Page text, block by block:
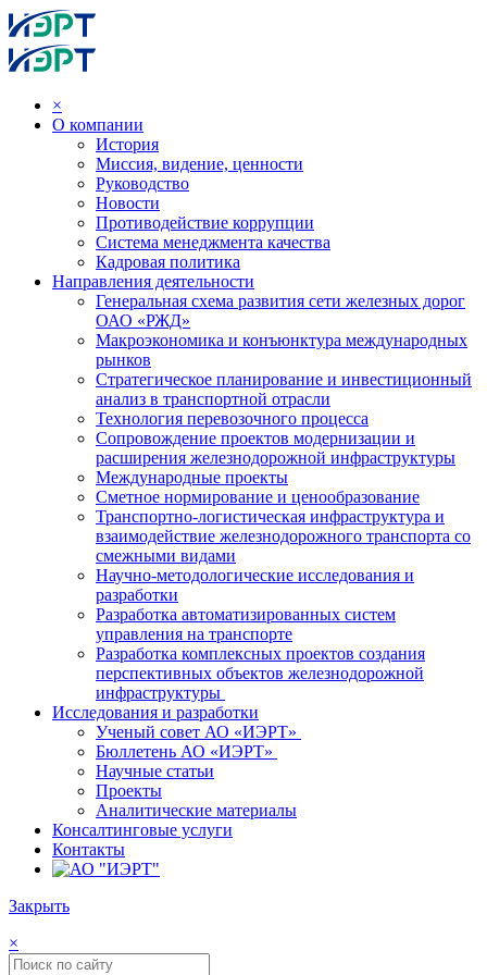
×
О компании
История
Миссия, видение, ценности
Руководство
Новости
Противодействие коррупции
Система менеджмента качества
Кадровая политика
Направления деятельности
Генеральная схема развития сети железных дорог
ОАО «РЖД»
Макроэкономика и конъюнктура международных
рынков
Стратегическое планирование и инвестиционный
анализ в транспортной отрасли
Технология перевозочного процесса
Сопровождение проектов модернизации и
расширения железнодорожной инфраструктуры
Международные проекты
Сметное нормирование и ценообразование
Транспортно-логистическая инфраструктура и
взаимодействие железнодорожного транспорта со
смежными видами
Научно-методологические исследования и
разработки
Разработка автоматизированных систем
управления на транспорте
Разработка комплексных проектов создания
перспективных объектов железнодорожной
инфраструктуры
Исследования и разработки
Ученый совет АО «ИЭРТ»
Бюллетень АО «ИЭРТ»
Научные статьи
Проекты
Аналитические материалы
Консалтинговые услуги
Контакты
Закрыть
×